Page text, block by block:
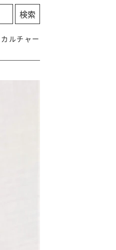
カルチャー